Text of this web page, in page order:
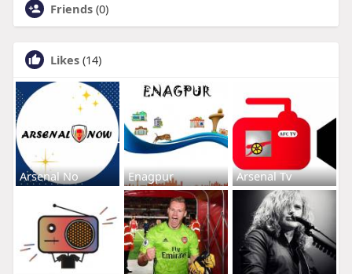
Friends (0)
Likes (14)
Arsenal No Enagpur Arsenal Tv